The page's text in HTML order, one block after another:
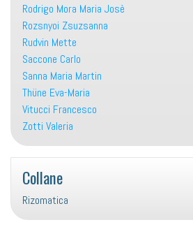
Rodrigo Mora Maria Josè
Rozsnyoi Zsuzsanna
Rudvin Mette
Saccone Carlo
Sanna Maria Martin
Thüne Eva-Maria
Vitucci Francesco
Zotti Valeria
Collane
Rizomatica